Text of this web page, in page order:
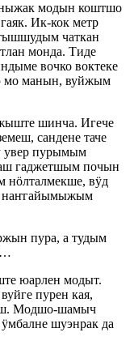
модын коштшо
Ик-кок метр
чаткан
монда. Тиде
вочко воктеке
мо манын, вуйжым
шинча. Игече
сандене таче
увер пурымым
гаджетшым почын
нӧлталмекше, вӱд
наҥгайымыжым
пура, а тудым
юарлен модыт.
пурен кая,
Модшо-шамыч
шуэнрак да